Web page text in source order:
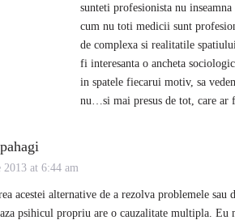
sunteti profesionista nu
cum nu toti medicii sunt
de complexa si realitatile
fi interesanta o ancheta
in spatele fiecarui motiv, sa
nu…si mai presus de tot, care ar
at 6:44 am
acestei alternative de a rezolva problemele sau
psihicul propriu are o cauzalitate multipla. Eu